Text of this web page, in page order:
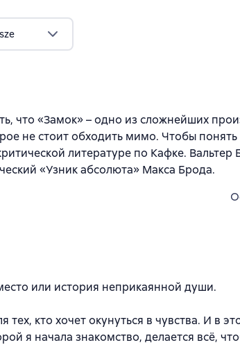
что «Замок» – одно из сложнейших
не стоит обходить мимо. Чтобы понять
литературе по Кафке. Вальтер
«Узник абсолюта» Макса Брода.
или история неприкаянной души.
кто хочет окунуться в чувства. И в
я начала знакомство, делается всё,